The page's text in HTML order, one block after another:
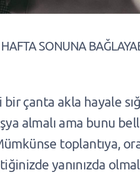
SONUNA
bir çanta akla hayale
almalı ama bunu
toplantıya,
yanınızda